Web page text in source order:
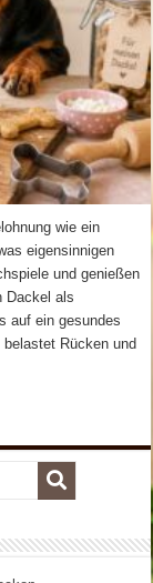
wie ein
eigensinnigen
und genießen
Dackel als
auf ein gesundes
Rücken und